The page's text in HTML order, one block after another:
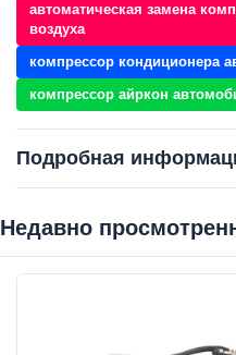
автоматическая замена
воздуха
компрессор кондиционера
компрессор айркон
Подробная
Product Name:
Size:
Недавно